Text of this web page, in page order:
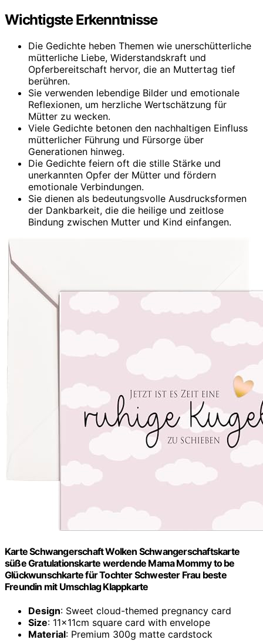
Wichtigste Erkenntnisse
Die Gedichte heben Themen wie unerschütterliche
mütterliche Liebe, Widerstandskraft und
Opferbereitschaft hervor, die an Muttertag tief
berühren.
Sie verwenden lebendige Bilder und emotionale
Reflexionen, um herzliche Wertschätzung für
Mütter zu wecken.
Viele Gedichte betonen den nachhaltigen Einfluss
mütterlicher Führung und Fürsorge über
Generationen hinweg.
Die Gedichte feiern oft die stille Stärke und
unerkannten Opfer der Mütter und fördern
emotionale Verbindungen.
Sie dienen als bedeutungsvolle Ausdrucksformen
der Dankbarkeit, die die heilige und zeitlose
Bindung zwischen Mutter und Kind einfangen.
Karte Schwangerschaft Wolken Schwangerschaftskarte
süße Gratulationskarte werdende Mama Mommy to be
Glückwunschkarte für Tochter Schwester Frau beste
Freundin mit Umschlag Klappkarte
Design: Sweet cloud-themed pregnancy card
Size: 11x11cm square card with envelope
Material: Premium 300g matte cardstock